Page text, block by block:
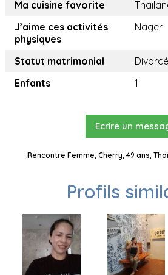
Ma cuisine favorite
J’aime ces activités
physiques
Nager
Statut matrimonial
Divorcé
Enfants
1
Ecrire un
Rencontre Femme, Cherry, 49 ans,
Profils